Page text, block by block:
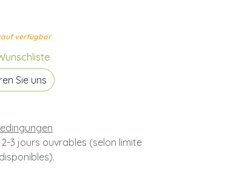
verfügbar
Sie uns
3 jours ouvrables (selon limite